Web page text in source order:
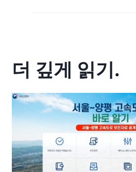
더 깊게 읽기.